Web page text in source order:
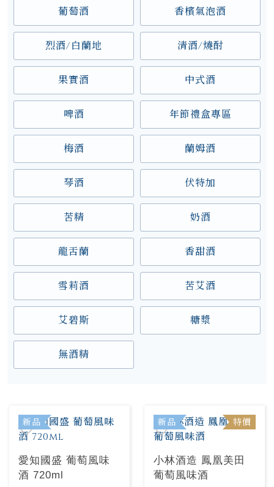
葡萄酒 香檳氣泡酒
烈酒/白蘭地 清酒/燒酎
果實酒 中式酒
啤酒 年節禮盒專區
梅酒 蘭姆酒
琴酒 伏特加
苦精 奶酒
龍舌蘭 香甜酒
雪莉酒 苦艾酒
艾碧斯 糖漿
無酒精
新品
愛知國盛 葡萄風味
酒 720ml
新品 特價
小林酒造 鳳凰美田
葡萄風味酒